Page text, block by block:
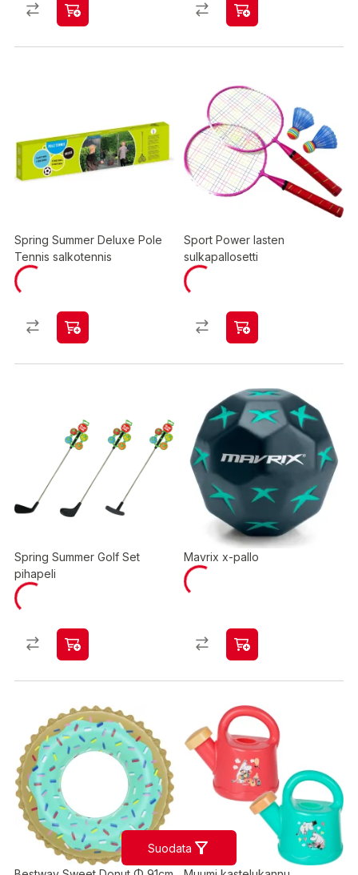
Suodata
Spring Summer Deluxe Pole
Tennis salkotennis
Sport Power lasten
sulkapallosetti
Spring Summer Golf Set
pihapeli
Mavrix x-pallo